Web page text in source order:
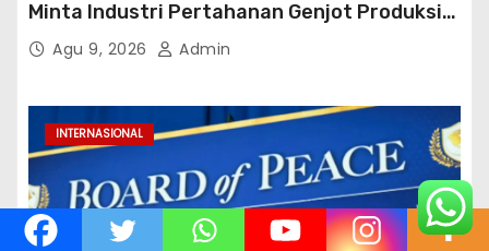
Minta Industri Pertahanan Genjot Produksi
dalam 21 Hari
Agu 9, 2026 Admin
INTERNASIONAL